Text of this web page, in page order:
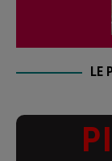
LE